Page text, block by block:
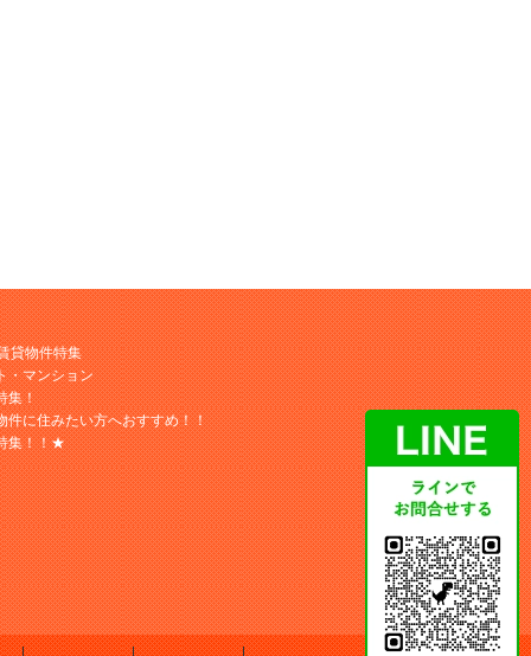
貸物件特集
・マンション
集！
件に住みたい方へおすすめ！！
集！！★